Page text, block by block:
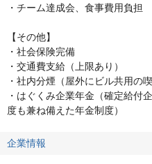
・チーム達成会、食事費用負担
【その他】
・社会保険完備
・交通費支給（上限あり）
・社内分煙（屋外にビル共用の
・はぐくみ企業年金（確定給付
度も兼ね備えた年金制度）
企業情報